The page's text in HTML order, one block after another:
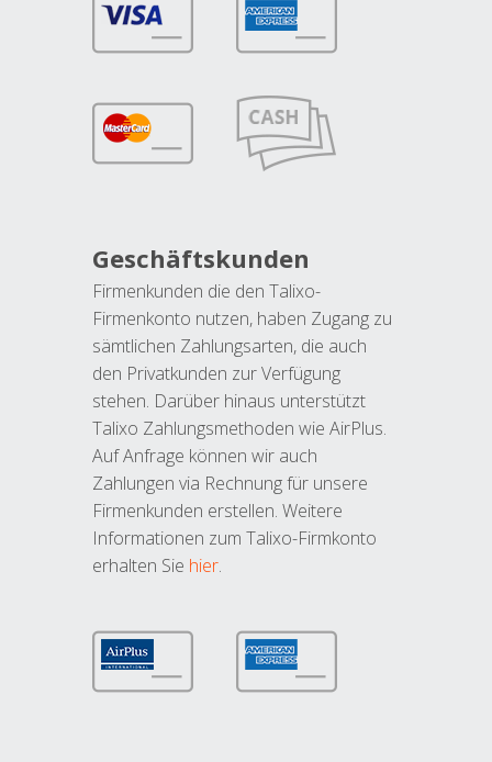
Geschäftskunden
Firmenkunden die den Talixo-
Firmenkonto nutzen, haben Zugang zu
sämtlichen Zahlungsarten, die auch
den Privatkunden zur Verfügung
stehen. Darüber hinaus unterstützt
Talixo Zahlungsmethoden wie AirPlus.
Auf Anfrage können wir auch
Zahlungen via Rechnung für unsere
Firmenkunden erstellen. Weitere
Informationen zum Talixo-Firmkonto
erhalten Sie hier.